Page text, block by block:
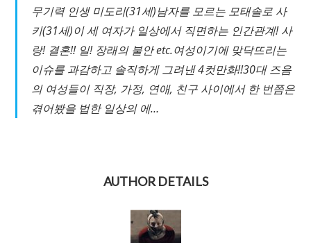
무기력 인생 미도리(31세)남자를 모르는 모태솔로 사
키(31세)이 세 여자가 일상에서 직면하는 인간관계! 사
랑! 결혼!! 일! 장래의 불안 etc.여성이기에 맞닥뜨리는
이슈를 과감하고 솔직하게 그려낸 4컷만화!!30대 즈음
의 여성들이 직장, 가정, 연애, 친구 사이에서 한 번쯤은
겪어봤을 법한 일상의 에…
AUTHOR DETAILS